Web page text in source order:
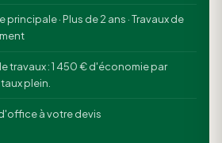
principale · Plus de 2 ans · Travaux de
travaux : 1 450 € d'économie par
plein.
à votre devis